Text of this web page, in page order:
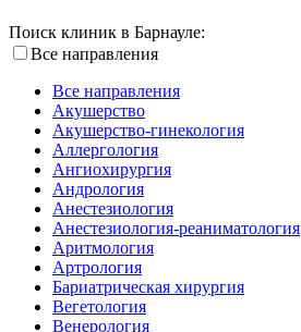
Поиск клиник в Барнауле:
Все направления
Все направления
Акушерство
Акушерство-гинекология
Аллергология
Ангиохирургия
Андрология
Анестезиология
Анестезиология-реаниматология
Аритмология
Артрология
Бариатрическая хирургия
Вегетология
Венерология